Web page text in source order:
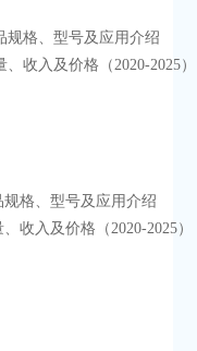
产品规格、型号及应用介绍
量、收入及价格（2020-2025）
品规格、型号及应用介绍
量、收入及价格（2020-2025）